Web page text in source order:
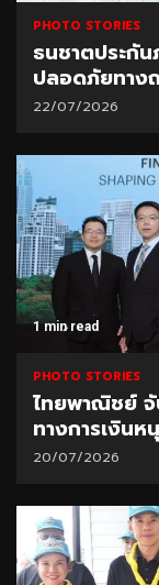
PHOTO STORIES
ธนชาตประกั
ปลอดภัยทาง
22/07/2026
1 min read
PHOTO STORIES
ไทยพาณิชย์ จั
ทางการเงิน
20/07/2026